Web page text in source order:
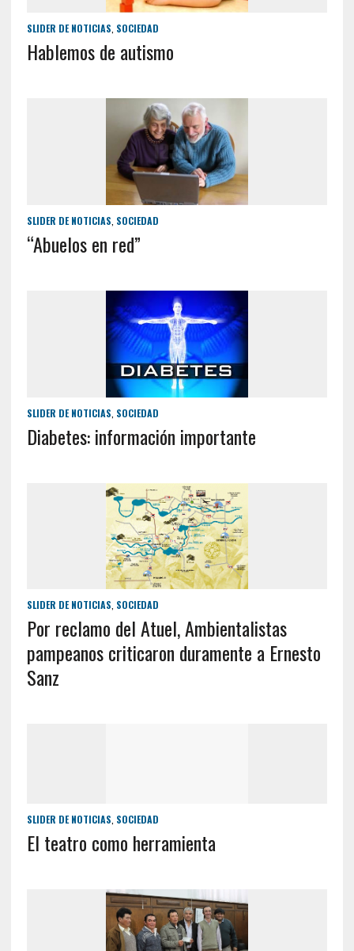
SLIDER DE NOTICIAS, SOCIEDAD
Hablemos de autismo
SLIDER DE NOTICIAS, SOCIEDAD
“Abuelos en red”
SLIDER DE NOTICIAS, SOCIEDAD
Diabetes: información importante
SLIDER DE NOTICIAS SOCIEDAD
Por reclamo del Atuel, Ambientalistas
pampeanos criticaron duramente a Ernesto
Sanz
SLIDER DE NOTICIAS SOCIEDAD
El teatro como herramienta